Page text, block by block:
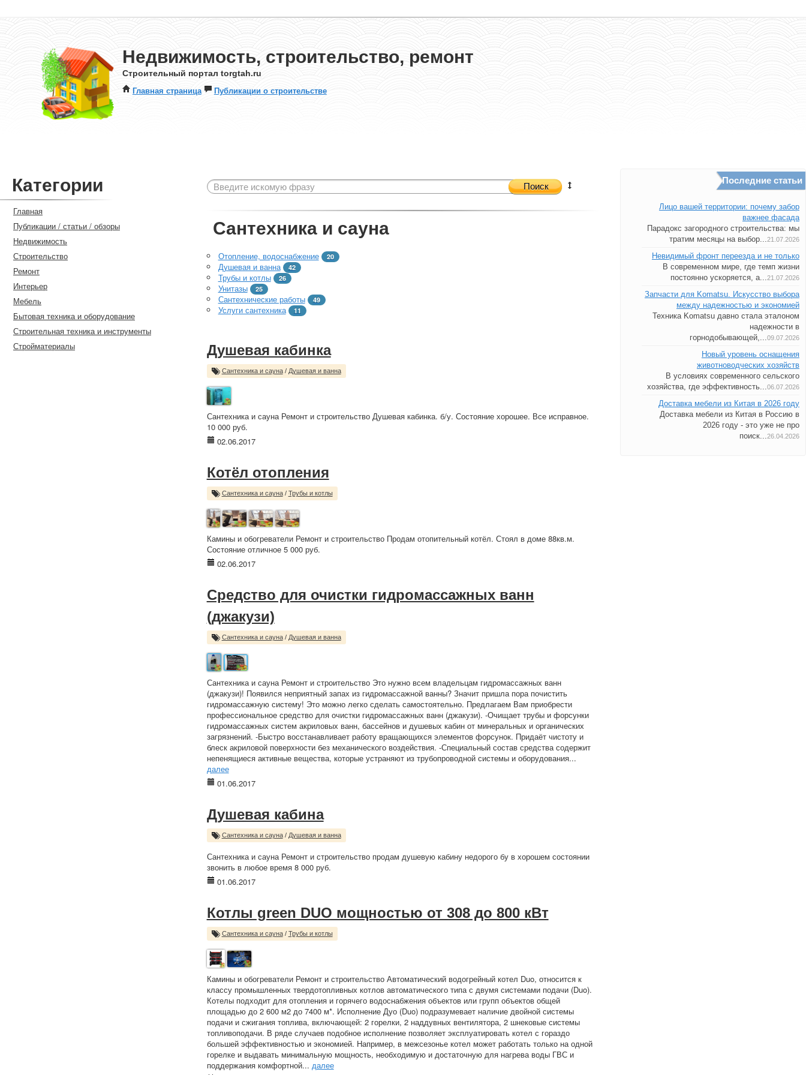
Недвижимость, строительство, ремонт
Строительный портал torgtah.ru
Главная страница Публикации о строительстве
Категории
Главная
Публикации / статьи / обзоры
Недвижимость
Строительство
Ремонт
Интерьер
Мебель
Бытовая техника и оборудование
Строительная техника и инструменты
Стройматериалы
Поиск
Сантехника и сауна
Отопление, водоснабжение 20
Душевая и ванна 42
Трубы и котлы 26
Унитазы 25
Сантехнические работы 49
Услуги сантехника 11
Душевая кабинка
Сантехника и сауна/ Душевая и ванна
Сантехника и сауна Ремонт и строительство Душевая кабинка. б/у. Состояние хорошее. Все исправное.
10 000 руб.
02.06.2017
Котёл отопления
Сантехника и сауна/ Трубы и котлы
Камины и обогреватели Ремонт и строительство Продам отопительный котёл. Стоял в доме 88кв.м.
Состояние отличное 5 000 руб.
02.06.2017
Средство для очистки гидромассажных ванн
(джакузи)
Сантехника и сауна/ Душевая и ванна
Сантехника и сауна Ремонт и строительство Это нужно всем владельцам гидромассажных ванн
(джакузи)! Появился неприятный запах из гидромассажной ванны? Значит пришла пора почистить
гидромассажную систему! Это можно легко сделать самостоятельно. Предлагаем Вам приобрести
профессиональное средство для очистки гидромассажных ванн (джакузи). -Очищает трубы и форсунки
гидромассажных систем акриловых ванн, бассейнов и душевых кабин от минеральных и органических
загрязнений. -Быстро восстанавливает работу вращающихся элементов форсунок. Придаёт чистоту и
блеск акриловой поверхности без механического воздействия. -Специальный состав средства содержит
непенящиеся активные вещества, которые устраняют из трубопроводной системы и оборудования...
далее
01.06.2017
Душевая кабина
Сантехника и сауна/ Душевая и ванна
Сантехника и сауна Ремонт и строительство продам душевую кабину недорого бу в хорошем состоянии
звонить в любое время 8 000 руб.
01.06.2017
Котлы green DUO мощностью от 308 до 800 кВт
Сантехника и сауна/ Трубы и котлы
Камины и обогреватели Ремонт и строительство Автоматический водогрейный котел Duo, относится к
классу промышленных твердотопливных котлов автоматического типа с двумя системами подачи (Duo).
Котелы подходит для отопления и горячего водоснабжения объектов или групп объектов общей
площадью до 2 600 м2 до 7400 м*. Исполнение Дуо (Duo) подразумевает наличие двойной системы
подачи и сжигания топлива, включающей: 2 горелки, 2 наддувных вентилятора, 2 шнековые системы
топливоподачи. В ряде случаев подобное исполнение позволяет эксплуатировать котел с гораздо
большей эффективностью и экономией. Например, в межсезонье котел может работать только на одной
горелке и выдавать минимальную мощность, необходимую и достаточную для нагрева воды ГВС и
поддержания комфортной... далее
Последние статьи
Лицо вашей территории: почему забор
важнее фасада
Парадокс загородного строительства: мы
тратим месяцы на выбор...21.07.2026
Невидимый фронт переезда и не только
В современном мире, где темп жизни
постоянно ускоряется, а...21.07.2026
Запчасти для Komatsu. Искусство выбора
между надежностью и экономией
Техника Komatsu давно стала эталоном
надежности в
горнодобывающей,...09.07.2026
Новый уровень оснащения
животноводческих хозяйств
В условиях современного сельского
хозяйства, где эффективность...06.07.2026
Доставка мебели из Китая в 2026 году
Доставка мебели из Китая в Россию в
2026 году - это уже не про
поиск...26.04.2026